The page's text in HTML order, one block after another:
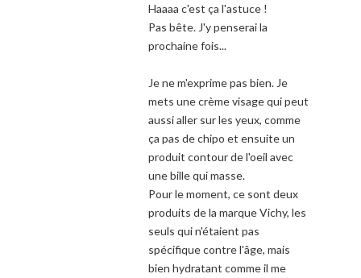
Haaaa c'est ça l'astuce !
Pas bête. J'y penserai la
prochaine fois...
Je ne m'exprime pas bien. Je
mets une crème visage qui peut
aussi aller sur les yeux, comme
ça pas de chipo et ensuite un
produit contour de l'oeil avec
une bille qui masse.
Pour le moment, ce sont deux
produits de la marque Vichy, les
seuls qui n'étaient pas
spécifique contre l'âge, mais
bien hydratant comme il me